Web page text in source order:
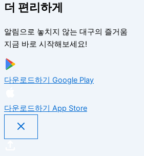
더 편리하게
알림으로 놓치지 않는 대구의 즐거움
지금 바로 시작해보세요!
다운로드하기 Google Play
다운로드하기 App Store